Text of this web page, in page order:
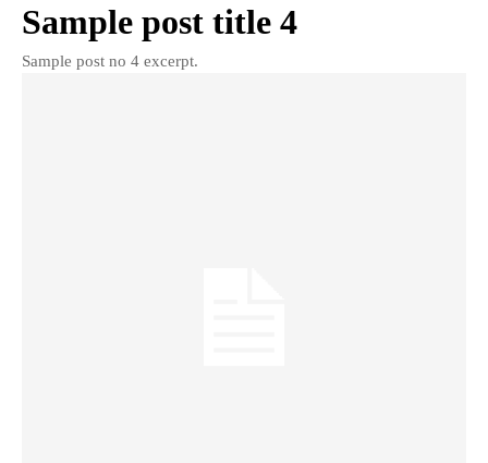
Sample post title 4
Sample post no 4 excerpt.